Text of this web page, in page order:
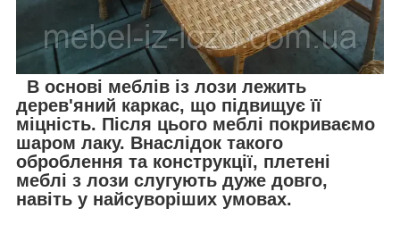
В основі меблів із лози лежить
дерев'яний каркас, що підвищує її
міцність. Після цього меблі покриваємо
шаром лаку. Внаслідок такого
оброблення та конструкції, плетені
меблі з лози слугують дуже довго,
навіть у найсуворіших умовах.